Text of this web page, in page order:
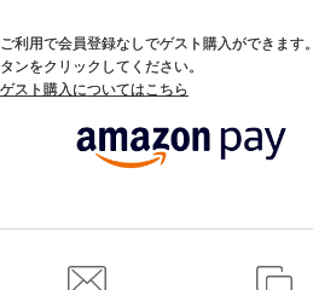
利用で会員登録なしでゲスト購入ができます
ンをクリックしてください。
スト購入についてはこちら